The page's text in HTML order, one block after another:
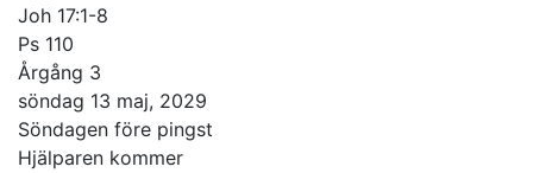
Joh 17:1-8
Ps 110
Årgång 3
söndag 13 maj, 2029
Söndagen före pingst
Hjälparen kommer